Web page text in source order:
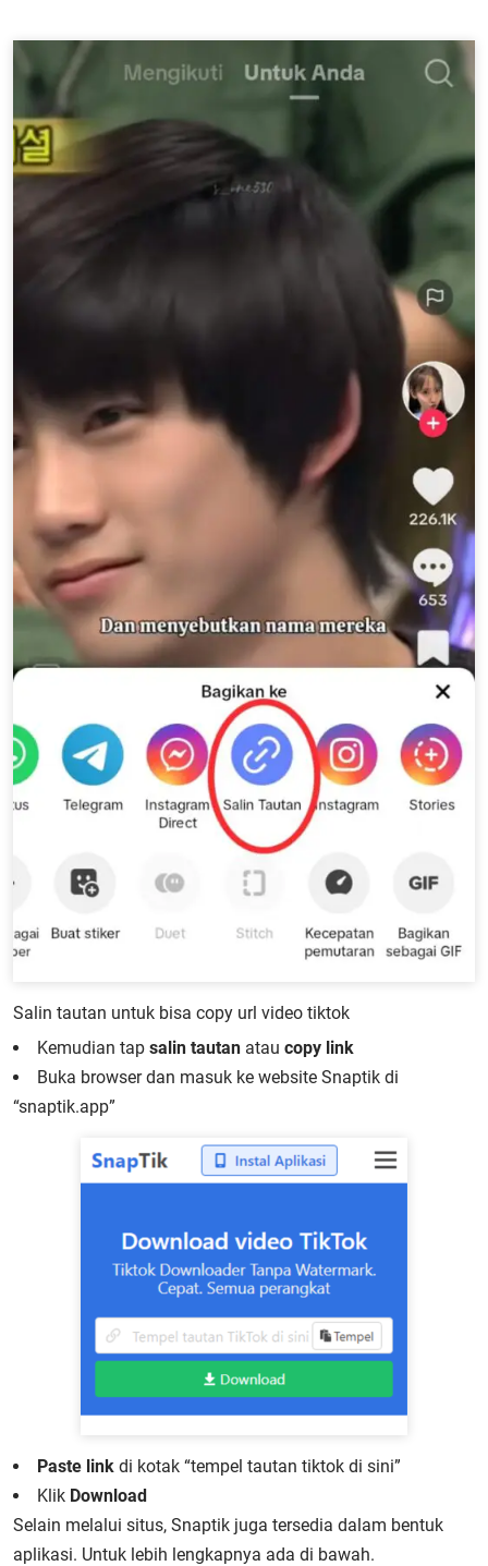
Salin tautan untuk bisa copy url video tiktok
Kemudian tap salin tautan atau copy link
Buka browser dan masuk ke website Snaptik di
“snaptik.app”
Paste link di kotak “tempel tautan tiktok di sini”
Klik Download
Selain melalui situs, Snaptik juga tersedia dalam bentuk
aplikasi. Untuk lebih lengkapnya ada di bawah.